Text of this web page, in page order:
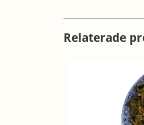
Relaterade